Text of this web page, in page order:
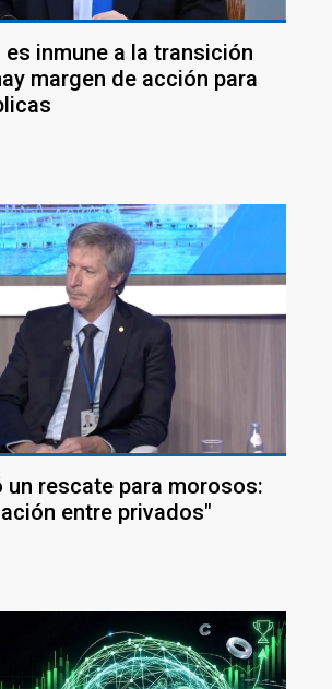
inmune a la transición
margen de acción para
rescate para morosos:
entre privados"